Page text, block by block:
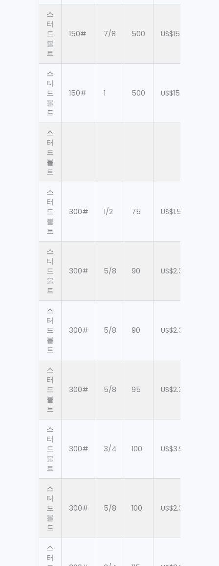
스
터
드
볼
트
150# 7/8 500 US$15.87
스
터
드
볼
트
150# 1 500 US$15.87
스
터
드
볼
트
스
터
드
볼
트
300# 1/2 75 US$1.59
스
터
드
볼
트
300# 5/8 90 US$2.38
스
터
드
볼
트
300# 5/8 90 US$2.38
스
터
드
볼
트
300# 5/8 95 US$2.38
스
터
드
볼
트
300# 3/4 100 US$3.97
스
터
드
볼
트
300# 5/8 100 US$2.38
스
터